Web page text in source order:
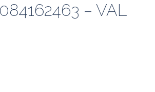
– VAL